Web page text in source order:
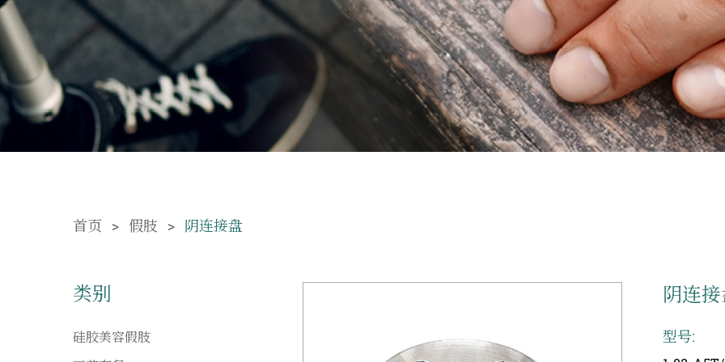
首页 假肢 阴连接盘
类别
硅胶美容假肢
阴连
型号: